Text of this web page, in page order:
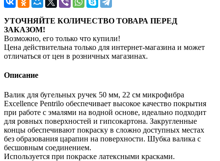
УТОЧНЯЙТЕ КОЛИЧЕСТВО ТОВАРА ПЕРЕД
ЗАКАЗОМ!
Возможно, его только что купили!
Цена действительна только для интернет-магазина и может
отличаться от цен в розничных магазинах.
Описание
Валик для бугельных ручек 50 мм, 22 см микрофибра
Excellence Pentrilo обеспечивает высокое качество покрытия
при работе с эмалями на водной основе, идеально подходит
для ровных поверхностей и гипсокартона. Закругленные
концы обеспечивают покраску в сложно доступных местах
без образования царапин на поверхности. Шубка валика с
бесшовным соединением.
Используется при покраске латексными красками.